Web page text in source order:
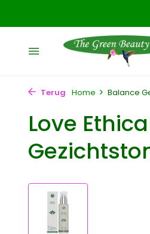
Terug Home Balance
Love